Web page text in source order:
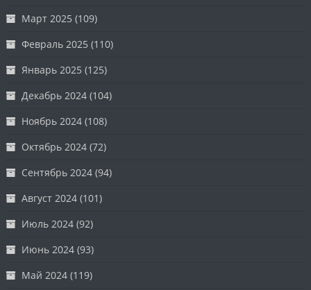
Март 2025 (109)
Февраль 2025 (110)
Январь 2025 (125)
Декабрь 2024 (104)
Ноябрь 2024 (108)
Октябрь 2024 (72)
Сентябрь 2024 (94)
Август 2024 (101)
Июль 2024 (92)
Июнь 2024 (93)
Май 2024 (119)